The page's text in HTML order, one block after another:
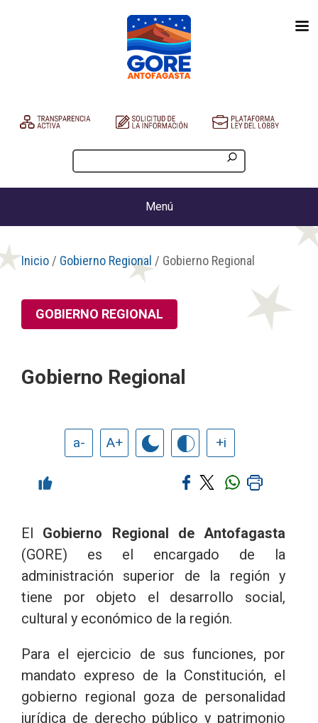
Menú
Inicio / Gobierno Regional / Gobierno Regional
GOBIERNO REGIONAL
Gobierno Regional
a- A+ +i
El Gobierno Regional de Antofagasta
(GORE) es el encargado de la
administración superior de la región y
tiene por objeto el desarrollo social,
cultural y económico de la región.
Para el ejercicio de sus funciones, por
mandato expreso de la Constitución, el
gobierno regional goza de personalidad
jurídica de derecho público y patrimonio